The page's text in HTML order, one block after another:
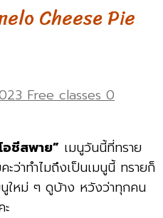
Cheese Pie
Free classes0
อชีสพาย” เมนูวันนี้ที่ทราย
ว่าทำไมถึงเป็นเมนูนี้ ทรายก็
ใหม่ ๆ ดูบ้าง หวังว่าทุกคน